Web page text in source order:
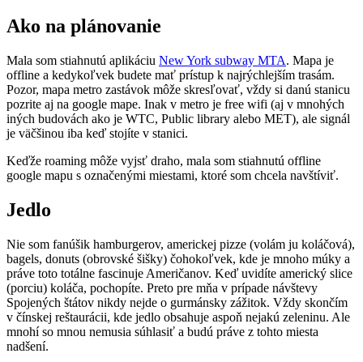
Ako na plánovanie
Mala som stiahnutú aplikáciu New York subway MTA. Mapa je
offline a kedykoľvek budete mať prístup k najrýchlejším trasám.
Pozor, mapa metro zastávok môže skresľovať, vždy si danú stanicu
pozrite aj na google mape. Inak v metro je free wifi (aj v mnohých
iných budovách ako je WTC, Public library alebo MET), ale signál
je väčšinou iba keď stojíte v stanici.
Keďže roaming môže vyjsť draho, mala som stiahnutú offline
google mapu s označenými miestami, ktoré som chcela navštíviť.
Jedlo
Nie som fanúšik hamburgerov, americkej pizze (volám ju koláčová),
bagels, donuts (obrovské šišky) čohokoľvek, kde je mnoho múky a
práve toto totálne fascinuje Američanov. Keď uvidíte americký slice
(porciu) koláča, pochopíte. Preto pre mňa v prípade návštevy
Spojených štátov nikdy nejde o gurmánsky zážitok. Vždy skončím
v čínskej reštaurácii, kde jedlo obsahuje aspoň nejakú zeleninu. Ale
mnohí so mnou nemusia súhlasiť a budú práve z tohto miesta
nadšení.